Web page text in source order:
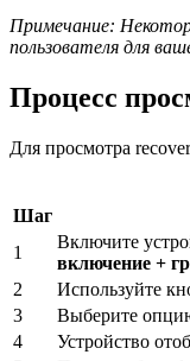
Примечание:
пользователя для
Процесс
Для просмотра
Шаг
1
Включите
включение +
2
Используйте
3
Выберите
4
Устройство